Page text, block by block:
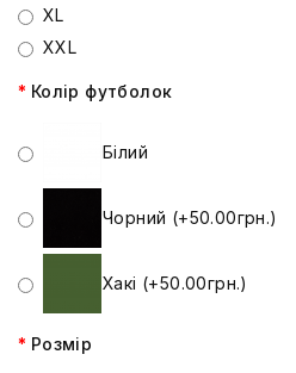
XL
XXL
Колір футболок
Білий
Чорний (+50.00грн.)
Хакі (+50.00грн.)
Розмір